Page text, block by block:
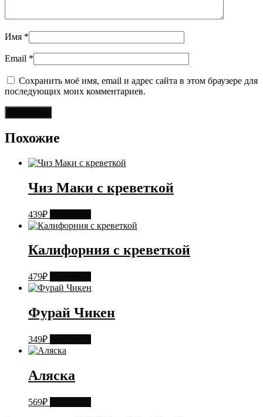
Имя *
Email *
Сохранить моё имя, email и адрес сайта в этом браузере для
последующих моих комментариев.
Похожие
Чиз Маки с креветкой
439₽
Калифорния с креветкой
479₽
Фурай Чикен
349₽
Аляска
569₽